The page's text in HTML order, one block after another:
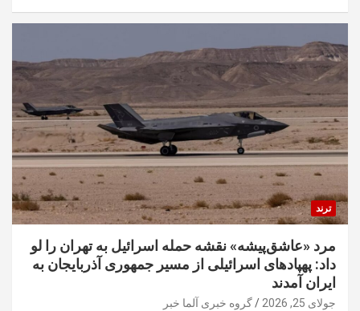
ترند
مرد «عاشق‌پیشه» نقشه حمله اسرائیل به تهران را لو
داد: پهپادهای اسرائیلی از مسیر جمهوری آذربایجان به
ایران آمدند
جولای 25, 2026 گروه خبری آلما خبر